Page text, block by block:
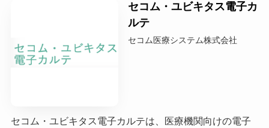
セコム・ユビキタス電子カ
ルテ
セコム医療システム株式会社
セコム・ユビキタス電子カルテは、医療機関向けの電子